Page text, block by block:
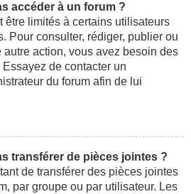
accéder à un forum ?
être limités à certains utilisateurs
Pour consulter, rédiger, publier ou
autre action, vous avez besoin des
de contacter un
du forum afin de lui
transférer de pièces jointes ?
de transférer des pièces jointes
par groupe ou par utilisateur. Les